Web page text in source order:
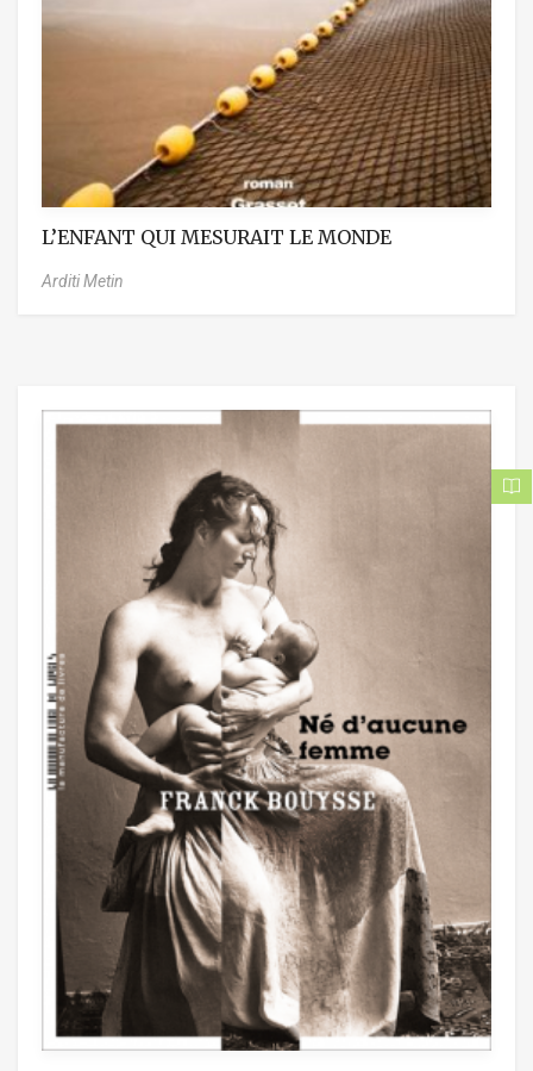
L’ENFANT QUI MESURAIT LE MONDE
Arditi Metin